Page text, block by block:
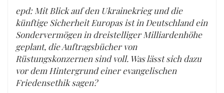
epd: Mit Blick auf den Ukrainekrieg und die
künftige Sicherheit Europas ist in Deutschland ein
Sondervermögen in dreistelliger Milliardenhöhe
geplant, die Auftragsbücher von
Rüstungskonzernen sind voll. Was lässt sich dazu
vor dem Hintergrund einer evangelischen
Friedensethik sagen?